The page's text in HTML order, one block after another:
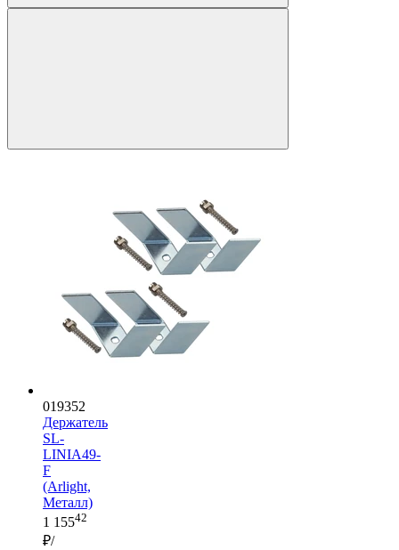
019352
Держатель
SL-
LINIA49-
F
(Arlight,
Металл)
1 15542
₽/